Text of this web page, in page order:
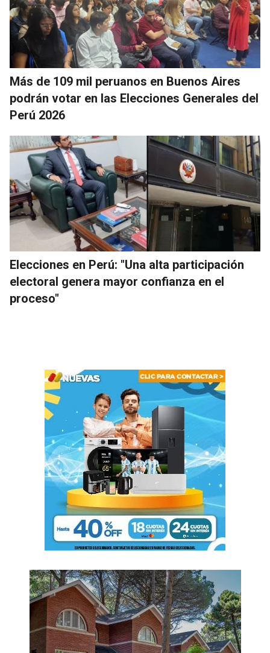
Más de 109 mil peruanos en Buenos Aires
podrán votar en las Elecciones Generales del
Perú 2026
Elecciones en Perú: "Una alta participación
electoral genera mayor confianza en el
proceso"